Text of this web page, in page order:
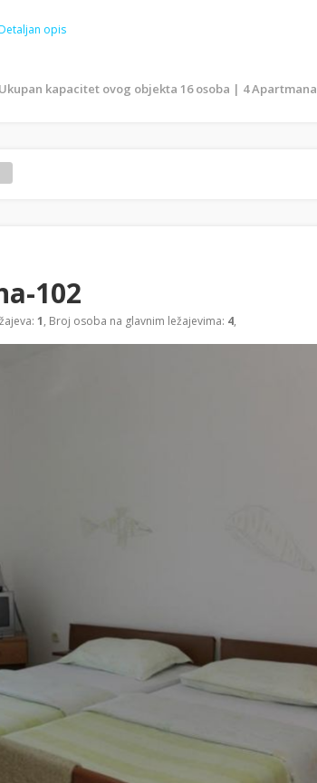
opis
Ukupan kapacitet ovog objekta 16 osoba | 4 Apartmana
102
1, Broj osoba na glavnim ležajevima: 4,